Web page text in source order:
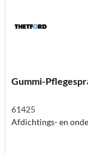
Gummi-
61425
Afdichtings- en